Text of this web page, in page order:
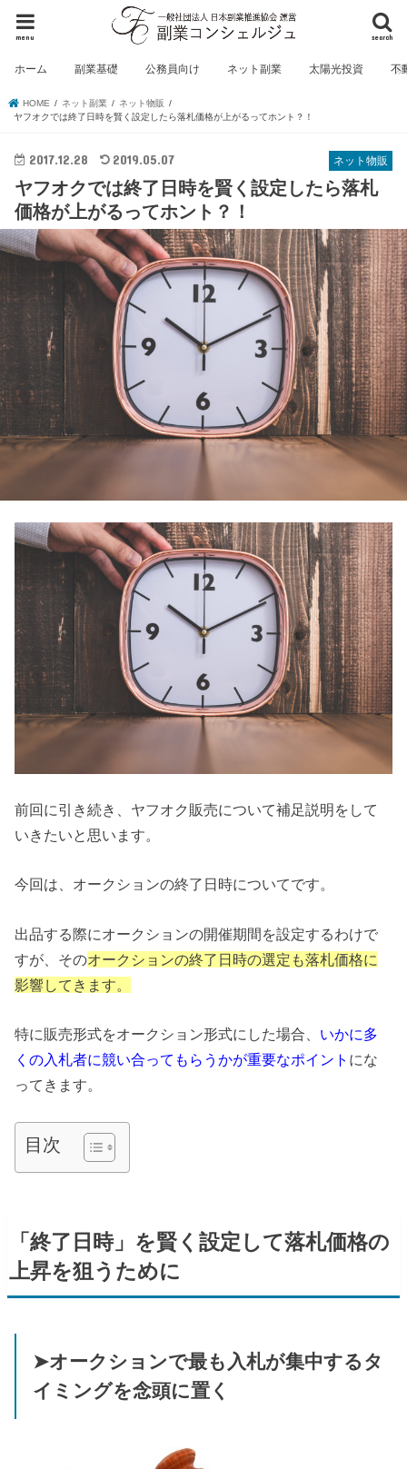
search
menu
ホーム 副業基礎 公務員向け ネット副業 太陽光投資 不
HOME ネット副業
ネット物販
ヤフオクでは終了日時を賢く設定したら落札価格が上がるってホント？！
ネット物販
2017.12.28 2019.05.07
ヤフオクでは終了日時を賢く設定したら落札
価格が上がるってホント？！
前回に引き続き、ヤフオク販売について補足説明をして
いきたいと思います。
今回は、オークションの終了日時についてです。
出品する際にオークションの開催期間を設定するわけで
すが、そのオークションの終了日時の選定も落札価格に
影響してきます。
特に販売形式をオークション形式にした場合、 いかに多
くの入札者に競い合ってもらうかが重要なポイント にな
ってきます。
目次
「終了日時」を賢く設定して落札価格の
上昇を狙うために
➤オークションで最も入札が集中するタ
イミングを念頭に置く